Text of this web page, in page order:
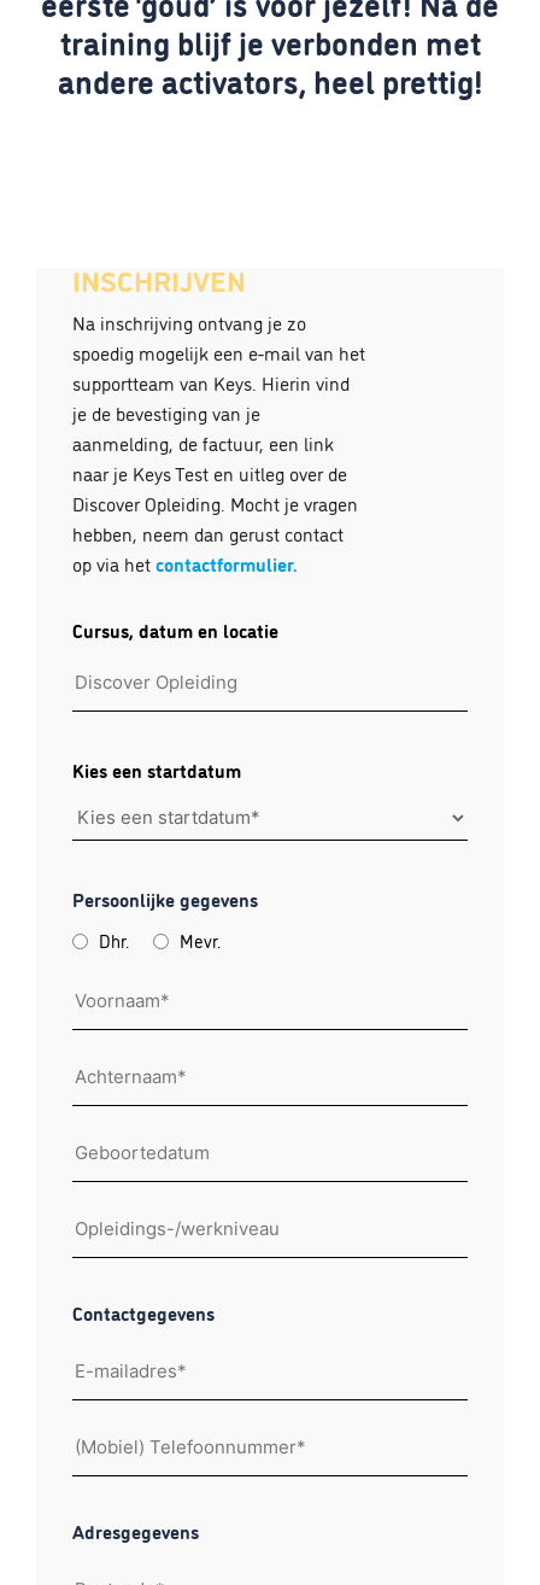
training blijf je verbonden met
andere activators, heel prettig!
INSCHRIJVEN
Na inschrijving ontvang je zo
spoedig mogelijk een e-mail van het
supportteam van Keys. Hierin vind
je de bevestiging van je
aanmelding, de factuur, een link
naar je Keys Test en uitleg over de
Discover Opleiding. Mocht je vragen
hebben, neem dan gerust contact
op via hetcontactformulier.
Cursus, datum en locatie
Kies een startdatum
Persoonlijke gegevens
Aanhef
Dhr. Mevr.
Contactgegevens
Telefoonnummer
Adresgegevens